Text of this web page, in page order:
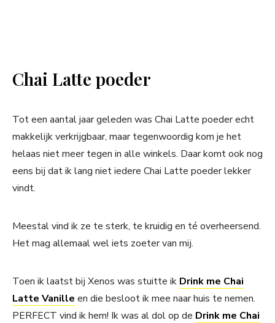
Chai Latte poeder
Tot een aantal jaar geleden was Chai Latte poeder echt
makkelijk verkrijgbaar, maar tegenwoordig kom je het
helaas niet meer tegen in alle winkels. Daar komt ook nog
eens bij dat ik lang niet iedere Chai Latte poeder lekker
vindt.
Meestal vind ik ze te sterk, te kruidig en té overheersend.
Het mag allemaal wel iets zoeter van mij.
Toen ik laatst bij Xenos was stuitte ik Drink me Chai
Latte Vanille en die besloot ik mee naar huis te nemen.
PERFECT vind ik hem! Ik was al dol op de Drink me Chai